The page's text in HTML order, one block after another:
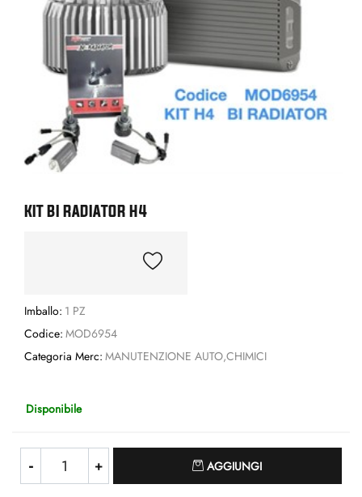
KIT BI RADIATOR H4
Imballo: 1 PZ
Codice: MOD6954
Categoria Merc: MANUTENZIONE AUTO,CHIMICI
Disponibile
AGGIUNGI